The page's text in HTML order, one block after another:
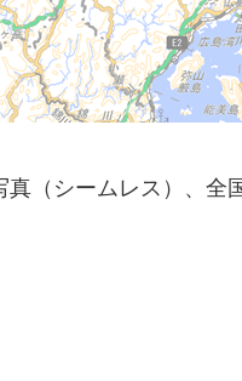
真（シームレス）、全